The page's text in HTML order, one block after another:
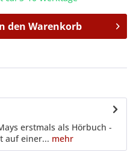
den Warenkorb
erstmals als Hörbuch -
auf einer... mehr